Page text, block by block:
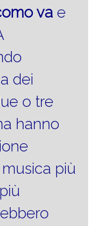
va e
dei
o tre
hanno
più